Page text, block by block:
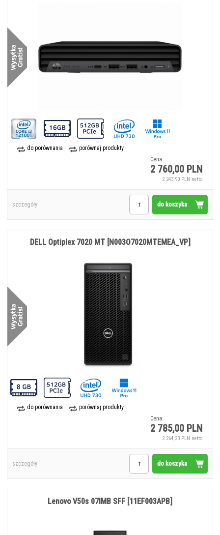
do porównania
porównaj produkty
Cena:
2 760,00 PLN
2 243,90 PLN netto
do koszyka
szczegóły
do porównania
porównaj produkty
Cena:
2 785,00 PLN
2 264,23 PLN netto
DELL Optiplex 7020 MT [N003O7020MTEMEA_VP]
do koszyka
szczegóły
Lenovo V50s 07IMB SFF [11EF003APB]